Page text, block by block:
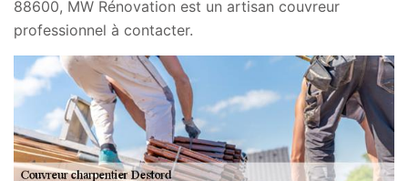
88600, MW Rénovation est un artisan couvreur
professionnel à contacter.